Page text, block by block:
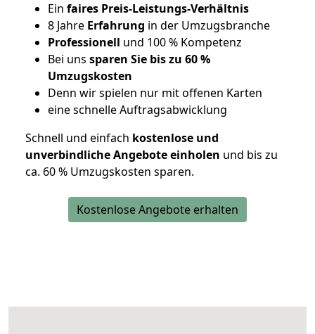
Ein faires Preis-Leistungs-Verhältnis
8 Jahre Erfahrung in der Umzugsbranche
Professionell und 100 % Kompetenz
Bei uns sparen Sie bis zu 60 %
Umzugskosten
Denn wir spielen nur mit offenen Karten
eine schnelle Auftragsabwicklung
Schnell und einfach kostenlose und
unverbindliche Angebote einholen und bis zu
ca. 60 % Umzugskosten sparen.
Kostenlose Angebote erhalten